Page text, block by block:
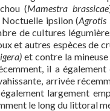
(Mamestra brassicae
ipsilon (Agrotis
de cultures
et autres espèces
et contre la
il a
arrivée
largement
le long du littoral